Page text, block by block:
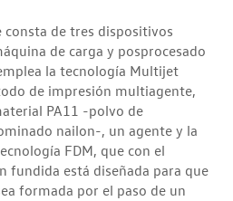
consta de tres dispositivos
de carga y posprocesado
la tecnología Multijet
de impresión multiagente,
PA11 -polvo de
nailon-, un agente y la
FDM, que con el
fundida está diseñada para que
formada por el paso de un